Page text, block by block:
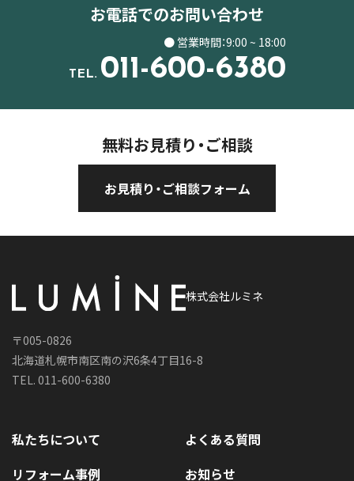
お電話でのお問い合わせ
● 営業時間：9:00 ~ 18:00
TEL. 011-600-6380
無料お見積り・ご相談
お見積り・ご相談フォーム
株式会社ルミネ
〒005-0826
北海道札幌市南区南の沢6条4丁目16-8
TEL. 011-600-6380
私たちについて
リフォーム事例
よくある質問
お知らせ